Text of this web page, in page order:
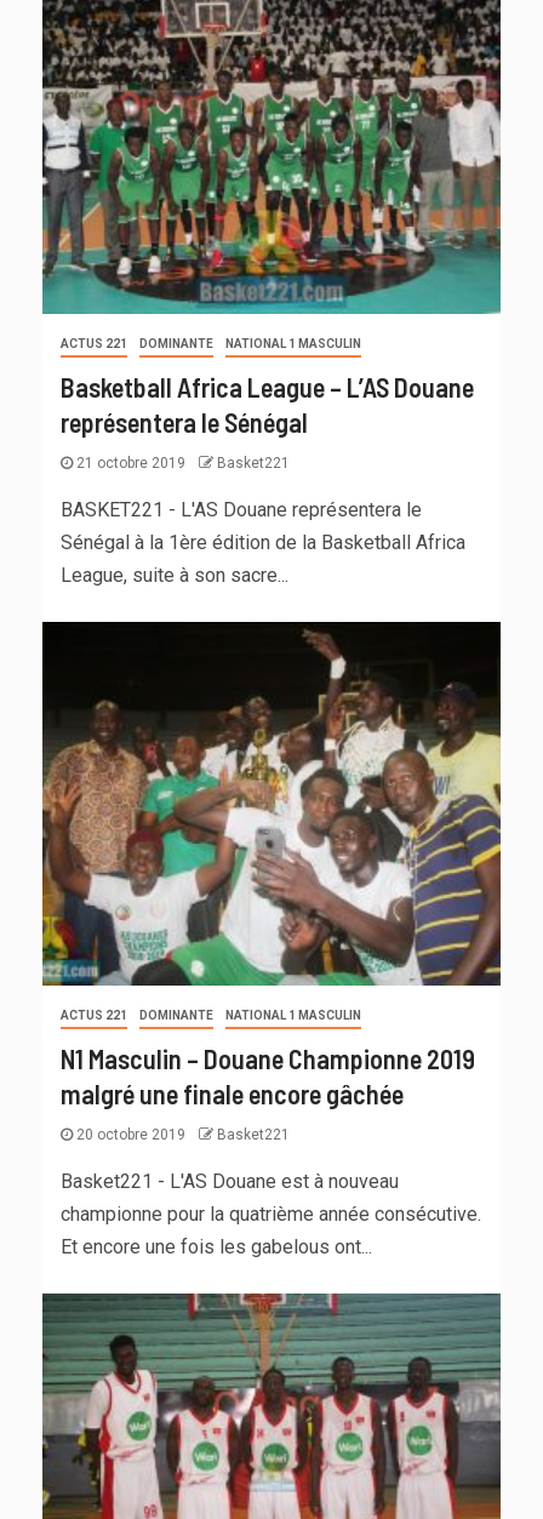
ACTUS 221 DOMINANTE NATIONAL 1 MASCULIN
Basketball Africa League – L’AS Douane
représentera le Sénégal
21 octobre 2019 Basket221
BASKET221 - L'AS Douane représentera le
Sénégal à la 1ère édition de la Basketball Africa
League, suite à son sacre...
ACTUS 221 DOMINANTE NATIONAL 1 MASCULIN
N1 Masculin – Douane Championne 2019
malgré une finale encore gâchée
20 octobre 2019 Basket221
Basket221 - L'AS Douane est à nouveau
championne pour la quatrième année consécutive.
Et encore une fois les gabelous ont...